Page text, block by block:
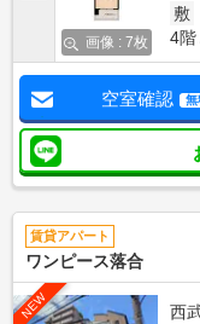
画像 : 7枚
敷
4階
空室確認 無
賃貸アパート
ワンピース落合
NEW
西